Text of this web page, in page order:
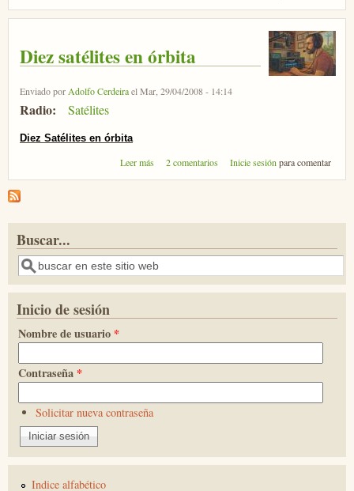
Diez satélites en órbita
Enviado por Adolfo Cerdeirael Mar, 29/04/2008 - 14:14
Radio: Satélites
Diez Satélites en órbita
Leer más sobre Diez satélites en órbita
2 comentarios Inicie sesión para comentar
Buscar...
Buscar
Inicio de sesión
Nombre de usuario *
Contraseña *
Solicitar nueva contraseña
Indice alfabético